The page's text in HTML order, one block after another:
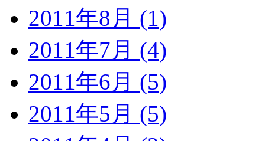
2011年8月 (1)
2011年7月 (4)
2011年6月 (5)
2011年5月 (5)